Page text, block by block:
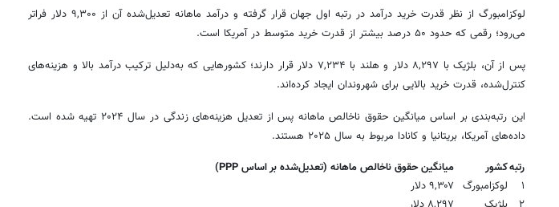
لوکزامبورگ از نظر قدرت خرید درآمد در رتبه اول جهان قرار گرفته و درآمد ماهانه تعدیل‌شده آن از ۹,۳۰۰ دلار فراتر
می‌رود؛ رقمی که حدود ۵۰ درصد بیشتر از قدرت خرید متوسط در آمریکا است.
پس از آن، بلژیک با ۸,۲۹۷ دلار و هلند با ۷,۲۳۴ دلار قرار دارند؛ کشورهایی که به‌دلیل ترکیب درآمد بالا و هزینه‌های
کنترل‌شده، قدرت خرید بالایی برای شهروندان ایجاد کرده‌اند.
این رتبه‌بندی بر اساس میانگین حقوق ناخالص ماهانه پس از تعدیل هزینه‌های زندگی در سال ۲۰۲۴ تهیه شده است.
داده‌های آمریکا، بریتانیا و کانادا مربوط به سال ۲۰۲۵ هستند.
رتبهکشور
میانگین حقوق ناخالص ماهانه (تعدیل‌شده بر اساس PPP)
۱
لوکزامبورگ ۹,۳۰۷ دلار